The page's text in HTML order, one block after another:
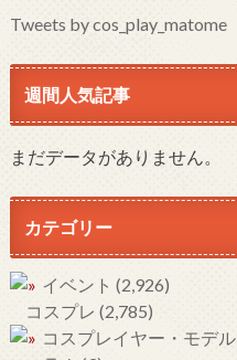
Tweets by cos_play_matome
週間人気記事
まだデータがありません。
カテゴリー
イベント (2,926)
コスプレ (2,785)
コスプレイヤー・モデル